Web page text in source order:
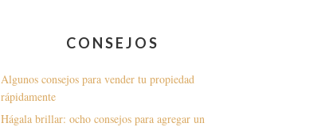
CONSEJOS
Algunos consejos para vender tu propiedad
rápidamente
Hágala brillar: ocho consejos para agregar un